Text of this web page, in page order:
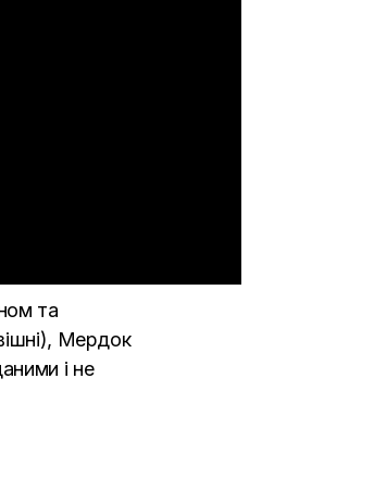
та
Мердок
і не